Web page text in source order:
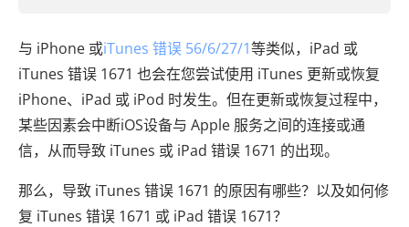
与 iPhone 或iTunes 错误 56/6/27/1等类似，iPad 或
iTunes 错误 1671 也会在您尝试使用 iTunes 更新或恢复
iPhone、iPad 或 iPod 时发生。但在更新或恢复过程中，
某些因素会中断iOS设备与 Apple 服务之间的连接或通
信，从而导致 iTunes 或 iPad 错误 1671 的出现。
那么，导致 iTunes 错误 1671 的原因有哪些？以及如何修
复 iTunes 错误 1671 或 iPad 错误 1671？